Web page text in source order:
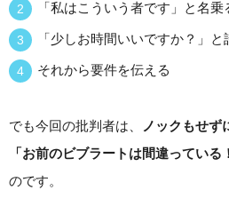
「私はこういう者です」と名乗
「少しお時間いいですか？」と
それから要件を伝える
でも今回の批判者は、
ノックもせず
「お前のビブラートは間違っている
のです。